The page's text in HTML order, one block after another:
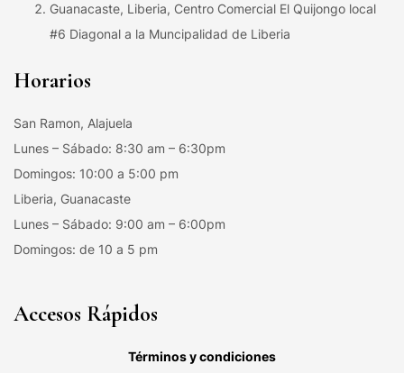
Guanacaste, Liberia, Centro Comercial El Quijongo local
#6 Diagonal a la Muncipalidad de Liberia
Horarios
San Ramon, Alajuela
Lunes – Sábado: 8:30 am – 6:30pm
Domingos: 10:00 a 5:00 pm
Liberia, Guanacaste
Lunes – Sábado: 9:00 am – 6:00pm
Domingos: de 10 a 5 pm
Accesos Rápidos
Términos y condiciones